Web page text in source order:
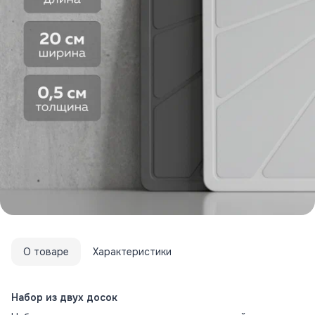
О товаре Характеристики
Набор из двух досок